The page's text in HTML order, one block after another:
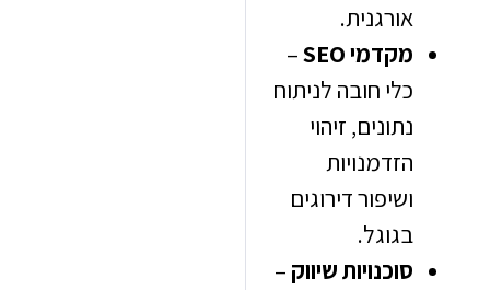
אורגנית.
מקדמי SEO
–
כלי חובה לניתוח
נתונים, זיהוי
הזדמנויות
ושיפור דירוגים
סוכנויות שיווק–